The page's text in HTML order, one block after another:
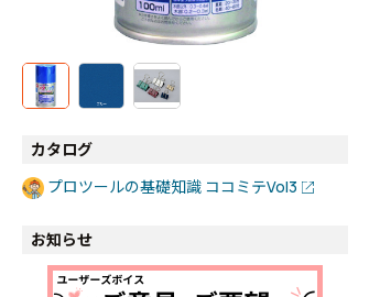
カタログ
プロツールの基礎知識 ココミテVol3
お知らせ